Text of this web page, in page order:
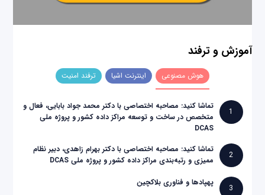
آموزش و ترفند
هوش مصنوعی اینترنت اشیا ترفند امنیت
1
تماشا کنید: مصاحبه اختصاصی با دکتر محمد جواد بابایی، فعال و
متخصص در ساخت و توسعه مراکز داده کشور و پروژه ملی
DCAS
2
تماشا کنید: مصاحبه اختصاصی با دکتر بهرام زاهدی، دبیر نظام
ممیزی و رتبه‌بندی مراکز داده کشور و پروژه ملی DCAS
3
پهپادها و فناوری بلاکچین